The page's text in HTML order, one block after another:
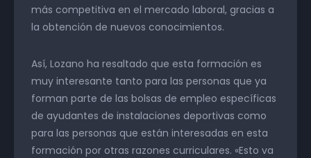
más competitiva en el mercado laboral, gracias a
la obtención de nuevos conocimientos.
Así, Lozano ha resaltado que esta formación es
muy interesante tanto para las personas que ya
forman parte de las bolsas de empleo específicas
de ayudantes de instalaciones deportivas como
para las personas que están interesadas en esta
formación por otras razones curriculares. «Esto va